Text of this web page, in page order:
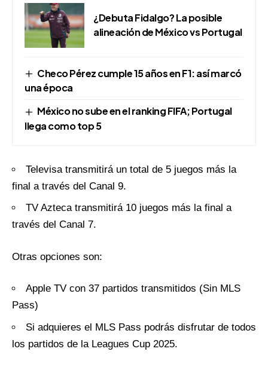
¿Debuta Fidalgo? La posible
alineación de México vs Portugal
Checo Pérez cumple 15 años en F1: así marcó
una época
México no sube en el ranking FIFA; Portugal
llega como top 5
Televisa transmitirá un total de 5 juegos más la
final a través del Canal 9.
TV Azteca transmitirá 10 juegos más la final a
través del Canal 7.
Otras opciones son:
Apple TV con 37 partidos transmitidos (Sin MLS
Pass)
Si adquieres el MLS Pass podrás disfrutar de todos
los partidos de la Leagues Cup 2025.